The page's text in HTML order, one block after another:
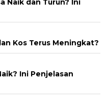
Naik dan Turun? Ini
Kos Terus Meningkat?
Ini Penjelasan